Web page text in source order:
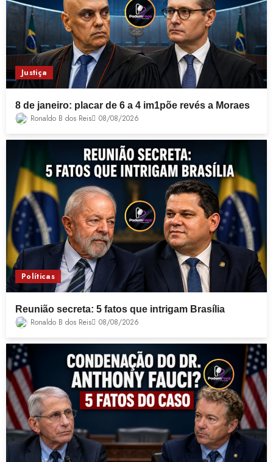
Justiça
8 de janeiro: placar de 6 a 4 im1põe revés a Moraes
Ronaldo B dos Reis 08/08/2026
Políticas
Reunião secreta: 5 fatos que intrigam Brasília
Ronaldo B dos Reis 08/08/2026